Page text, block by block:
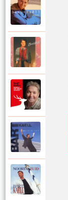
Bart
Bart
Bart
Bart